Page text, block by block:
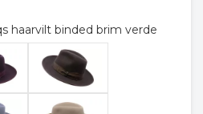
haarvilt binded brim verde